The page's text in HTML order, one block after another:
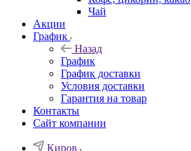
Чай
Акции
График
Назад
График
График доставки
Условия доставки
Гарантия на товар
Контакты
Сайт компании
Киров